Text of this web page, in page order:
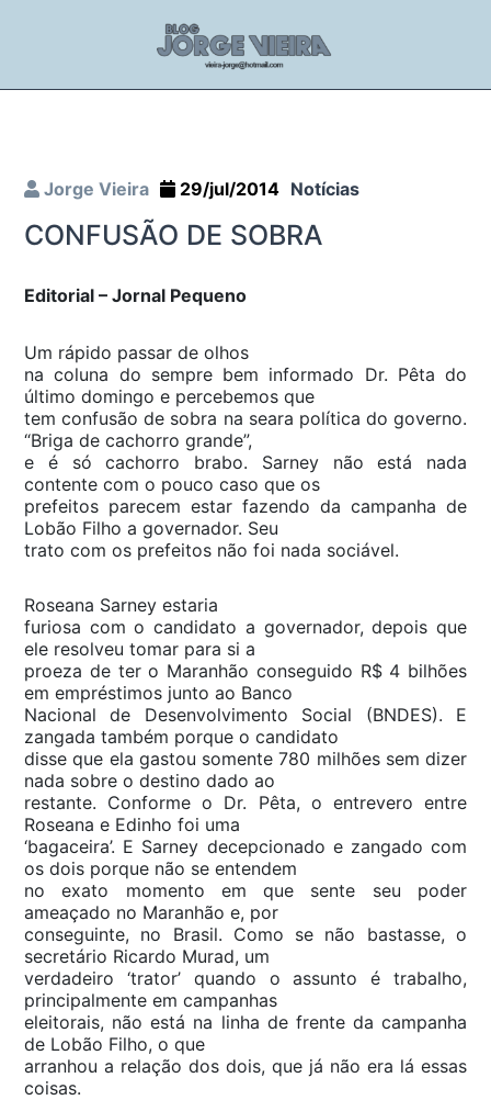
Jorge Vieira 29/jul/2014 Notícias
CONFUSÃO DE SOBRA
Editorial – Jornal Pequeno
Um rápido passar de olhos
na coluna do sempre bem informado Dr. Pêta do
último domingo e percebemos que
tem confusão de sobra na seara política do governo.
“Briga de cachorro grande”,
e é só cachorro brabo. Sarney não está nada
contente com o pouco caso que os
prefeitos parecem estar fazendo da campanha de
Lobão Filho a governador. Seu
trato com os prefeitos não foi nada sociável.
Roseana Sarney estaria
furiosa com o candidato a governador, depois que
ele resolveu tomar para si a
proeza de ter o Maranhão conseguido R$ 4 bilhões
em empréstimos junto ao Banco
Nacional de Desenvolvimento Social (BNDES). E
zangada também porque o candidato
disse que ela gastou somente 780 milhões sem dizer
nada sobre o destino dado ao
restante. Conforme o Dr. Pêta, o entrevero entre
Roseana e Edinho foi uma
‘bagaceira’. E Sarney decepcionado e zangado com
os dois porque não se entendem
no exato momento em que sente seu poder
ameaçado no Maranhão e, por
conseguinte, no Brasil. Como se não bastasse, o
secretário Ricardo Murad, um
verdadeiro ‘trator’ quando o assunto é trabalho,
principalmente em campanhas
eleitorais, não está na linha de frente da campanha
de Lobão Filho, o que
arranhou a relação dos dois, que já não era lá essas
coisas.